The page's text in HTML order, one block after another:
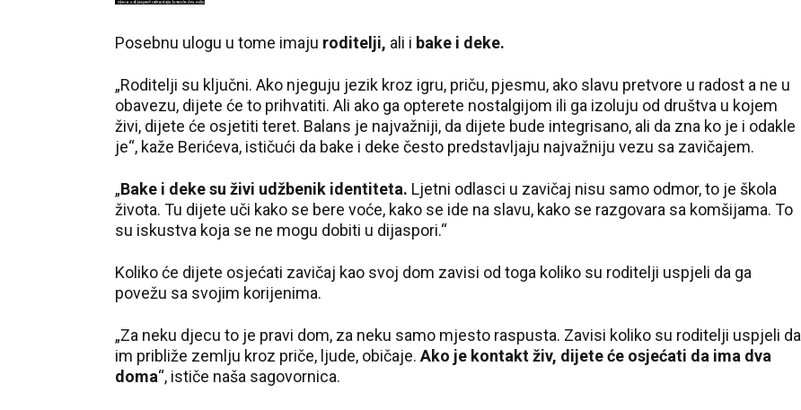
Posebnu ulogu u tome imaju roditelji, ali i bake i deke.
„Roditelji su ključni. Ako njeguju jezik kroz igru, priču, pjesmu, ako slavu pretvore u radost a ne u
obavezu, dijete će to prihvatiti. Ali ako ga opterete nostalgijom ili ga izoluju od društva u kojem
živi, dijete će osjetiti teret. Balans je najvažniji, da dijete bude integrisano, ali da zna ko je i odakle
je“, kaže Berićeva, ističući da bake i deke često predstavljaju najvažniju vezu sa zavičajem.
„Bake i deke su živi udžbenik identiteta. Ljetni odlasci u zavičaj nisu samo odmor, to je škola
života. Tu dijete uči kako se bere voće, kako se ide na slavu, kako se razgovara sa komšijama. To
su iskustva koja se ne mogu dobiti u dijaspori.“
Koliko će dijete osjećati zavičaj kao svoj dom zavisi od toga koliko su roditelji uspjeli da ga
povežu sa svojim korijenima.
„Za neku djecu to je pravi dom, za neku samo mjesto raspusta. Zavisi koliko su roditelji uspjeli da
im približe zemlju kroz priče, ljude, običaje. Ako je kontakt živ, dijete će osjećati da ima dva
doma“, ističe naša sagovornica.